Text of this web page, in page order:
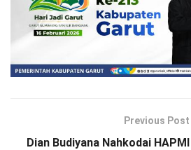
Previous Post
Dian Budiyana Nahkodai